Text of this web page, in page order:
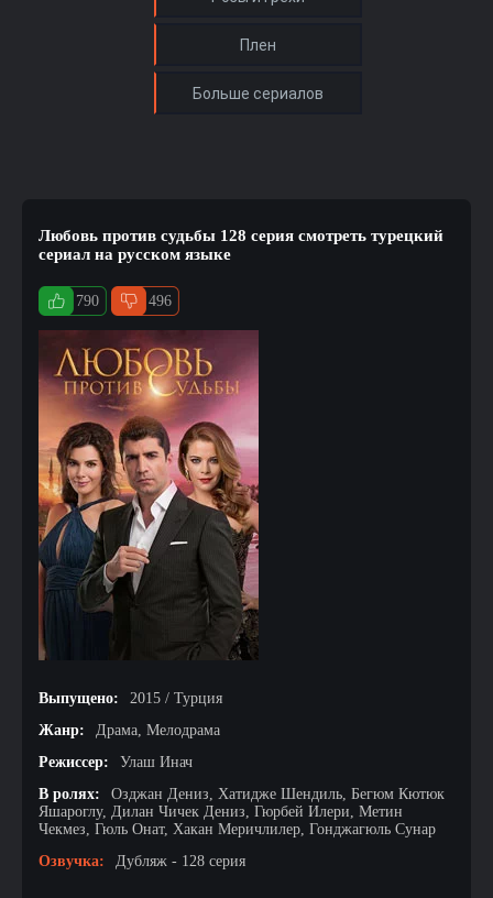
Любовь против судьбы 128 серия смотреть турецкий
сериал на русском языке
790 496
Выпущено:
2015 / Турция
Жанр:
Драма, Мелодрама
Режиссер:
Улаш Инач
В ролях:
Озджан Дениз, Хатидже Шендиль, Бегюм Кютюк
Яшароглу, Дилан Чичек Дениз, Гюрбей Илери, Метин
Чекмез, Гюль Онат, Хакан Меричлилер, Гонджагюль Сунар
Озвучка:
Дубляж - 128 серия